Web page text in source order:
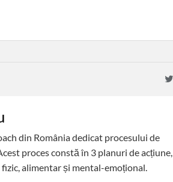
din România dedicat procesului de
proces constă în 3 planuri de acțiune,
alimentar și mental-emoțional.